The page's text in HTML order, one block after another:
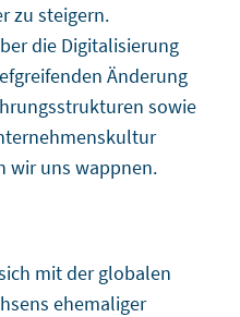
zu steigern.
die Digitalisierung
Änderung
sowie
wir uns wappnen.
mit der globalen
ehemaliger